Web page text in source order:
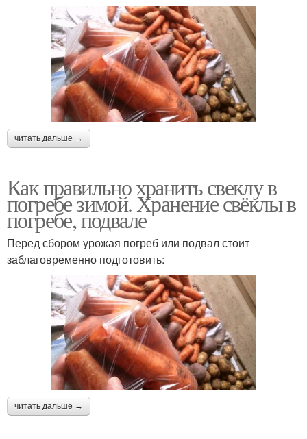
читать дальше →
Как правильно хранить свеклу в
погребе зимой. Хранение свёклы в
погребе, подвале
Перед сбором урожая погреб или подвал стоит
заблаговременно подготовить:
читать дальше →